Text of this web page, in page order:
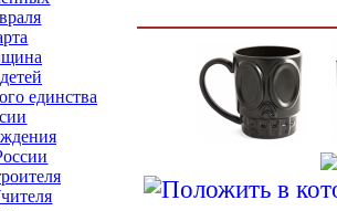
единства